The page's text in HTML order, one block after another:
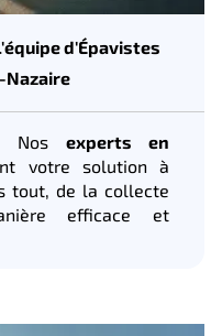
d'Épavistes
Nazaire
: Nos experts en
votre solution à
tout, de la collecte
efficace et